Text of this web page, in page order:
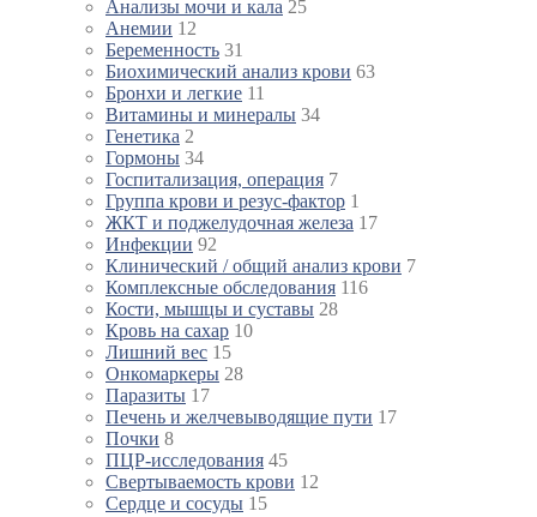
Анализы мочи и кала 25
Анемии 12
Беременность 31
Биохимический анализ крови 63
Бронхи и легкие 11
Витамины и минералы 34
Генетика 2
Гормоны 34
Госпитализация, операция 7
Группа крови и резус-фактор 1
ЖКТ и поджелудочная железа 17
Инфекции 92
Клинический / общий анализ крови 7
Комплексные обследования 116
Кости, мышцы и суставы 28
Кровь на сахар 10
Лишний вес 15
Онкомаркеры 28
Паразиты 17
Печень и желчевыводящие пути 17
Почки 8
ПЦР-исследования 45
Свертываемость крови 12
Сердце и сосуды 15